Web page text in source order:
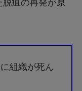
疽の再発が原
組織が死ん